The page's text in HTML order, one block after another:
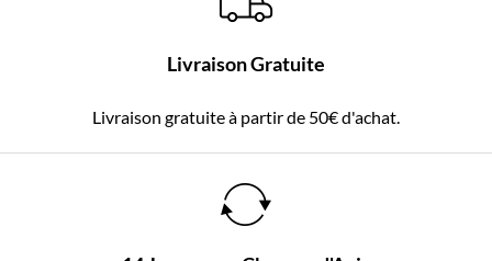
Livraison Gratuite
Livraison gratuite à partir de 50€ d'achat.